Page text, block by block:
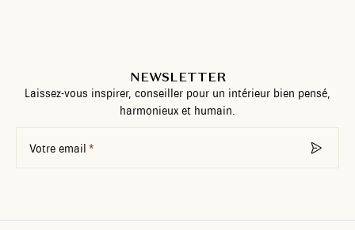
NEWSLETTER
Laissez-vous inspirer, conseiller pour un intérieur bien pensé,
harmonieux et humain.
Votre email